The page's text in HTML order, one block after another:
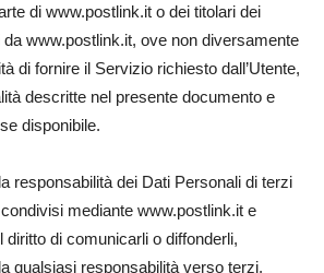
di www.postlink.it o dei titolari dei
www.postlink.it, ove non diversamente
di fornire il Servizio richiesto dall’Utente,
descritte nel presente documento e
disponibile.
responsabilità dei Dati Personali di terzi
mediante www.postlink.it e
diritto di comunicarli o diffonderli,
qualsiasi responsabilità verso terzi.